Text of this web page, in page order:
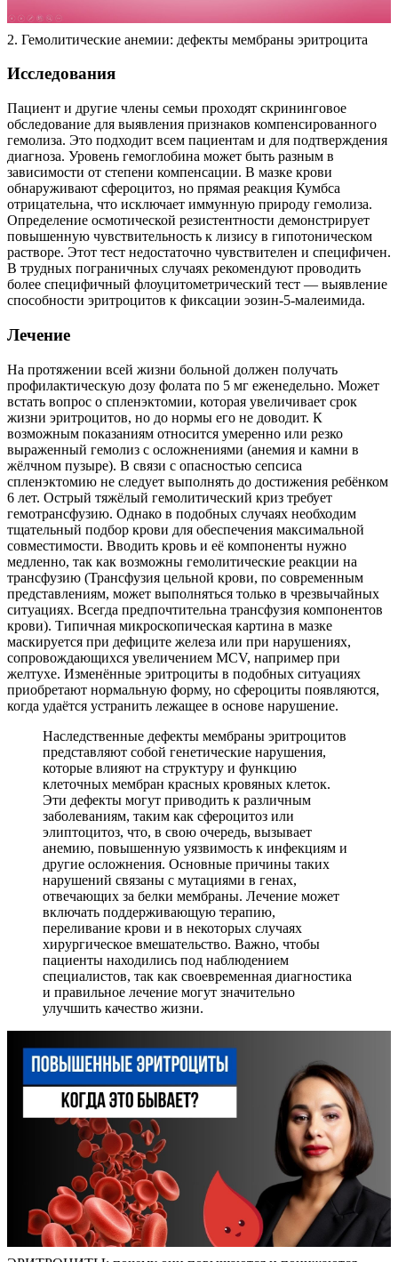
2. Гемолитические анемии: дефекты мембраны эритроцита
Исследования
Пациент и другие члены семьи проходят скрининговое
обследование для выявления признаков компенсированного
гемолиза. Это подходит всем пациентам и для подтверждения
диагноза. Уровень гемоглобина может быть разным в
зависимости от степени компенсации. В мазке крови
обнаруживают сфероцитоз, но прямая реакция Кумбса
отрицательна, что исключает иммунную природу гемолиза.
Определение осмотической резистентности демонстрирует
повышенную чувствительность к лизису в гипотоническом
растворе. Этот тест недостаточно чувствителен и специфичен.
В трудных пограничных случаях рекомендуют проводить
более специфичный флоуцитометрический тест — выявление
способности эритроцитов к фиксации эозин-5-малеимида.
Лечение
На протяжении всей жизни больной должен получать
профилактическую дозу фолата по 5 мг еженедельно. Может
встать вопрос о спленэктомии, которая увеличивает срок
жизни эритроцитов, но до нормы его не доводит. К
возможным показаниям относится умеренно или резко
выраженный гемолиз с осложнениями (анемия и камни в
жёлчном пузыре). В связи с опасностью сепсиса
спленэктомию не следует выполнять до достижения ребёнком
6 лет. Острый тяжёлый гемолитический криз требует
гемотрансфузию. Однако в подобных случаях необходим
тщательный подбор крови для обеспечения максимальной
совместимости. Вводить кровь и её компоненты нужно
медленно, так как возможны гемолитические реакции на
трансфузию (Трансфузия цельной крови, по современным
представлениям, может выполняться только в чрезвычайных
ситуациях. Всегда предпочтительна трансфузия компонентов
крови). Типичная микроскопическая картина в мазке
маскируется при дефиците железа или при нарушениях,
сопровождающихся увеличением MCV, например при
желтухе. Изменённые эритроциты в подобных ситуациях
приобретают нормальную форму, но сфероциты появляются,
когда удаётся устранить лежащее в основе нарушение.
Наследственные дефекты мембраны эритроцитов
представляют собой генетические нарушения,
которые влияют на структуру и функцию
клеточных мембран красных кровяных клеток.
Эти дефекты могут приводить к различным
заболеваниям, таким как сфероцитоз или
элиптоцитоз, что, в свою очередь, вызывает
анемию, повышенную уязвимость к инфекциям и
другие осложнения. Основные причины таких
нарушений связаны с мутациями в генах,
отвечающих за белки мембраны. Лечение может
включать поддерживающую терапию,
переливание крови и в некоторых случаях
хирургическое вмешательство. Важно, чтобы
пациенты находились под наблюдением
специалистов, так как своевременная диагностика
и правильное лечение могут значительно
улучшить качество жизни.